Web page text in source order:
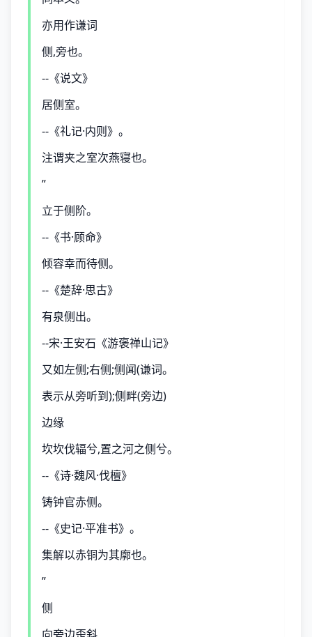
亦用作谦词
侧,旁也。
--《说文》
居侧室。
--《礼记·内则》。
注谓夹之室次燕寝也。
”
立于侧阶。
--《书·顾命》
倾容幸而待侧。
--《楚辞·思古》
有泉侧出。
--宋·王安石《游褒禅山记》
又如左侧;右侧;侧闻(谦词。
表示从旁听到);侧畔(旁边)
边缘
坎坎伐辐兮,置之河之侧兮。
--《诗·魏风·伐檀》
铸钟官赤侧。
--《史记·平准书》。
集解以赤铜为其廓也。
”
侧